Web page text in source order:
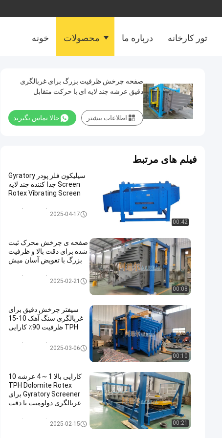
خونه محصولات درباره ما تور کارخانه
صفحه چرخش ظرفیت بزرگ برای غربالگری
دقیق عرشه چند لایه ای با حرکت متقابل
حالا تماس بگیرید اطلاعات بیشتر
فیلم های مرتبط
00:42
سیلیکون فلز پودر Gyratory
Screen جدا کننده چند لایه
Rotex Vibrating Screen
غربالگر صفحه گردان2025-04-17
00:08
صفحه ی چرخش محرک ثبت
شده برای دقت بالا و ظرفیت
بزرگ با تعویض آسان میش
غربالگر صفحه گردان2025-02-21
00:10
سیفتر چرخش دقیق برای
غربالگری سنگ آهک 10-15
TPH ظرفیت 90٪ کارایی
غربالگر صفحه گردان2025-03-06
00:21
کارایی بالا 1 ~ 4 عرشه 10
TPH Dolomite Rotex
Gyratory Screener برای
غربالگری دولومیت با دقت
غربالگر صفحه گردان2025-02-15